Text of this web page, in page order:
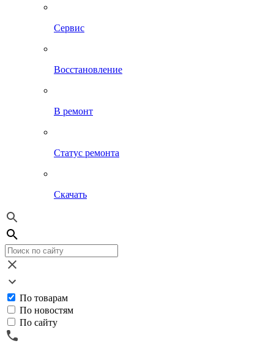
Сервис
Восстановление
В ремонт
Статус ремонта
Скачать
По товарам
По новостям
По сайту